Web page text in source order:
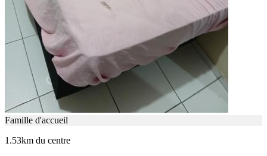
Famille d'accueil
1.53km du centre